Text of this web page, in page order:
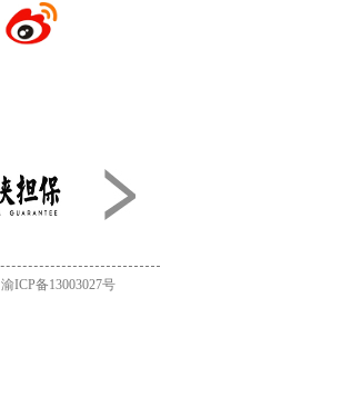
渝ICP备13003027号